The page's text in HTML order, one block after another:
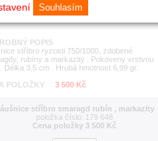
POPIS
stříbro ryzosti 750/1000, zdobené
rubíny a markazity . Pokoveny vrstvou
Délka 3,5 cm . Hrubá hmotnost 6,99 gr.
POLOŽKY
3 500 Kč
stříbro smaragd rubín , markazity
položka číslo: 179 648
Cena položky 3 500 Kč
Souhlasím